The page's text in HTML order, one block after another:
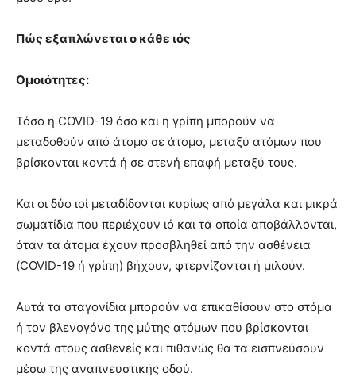
Πώς εξαπλώνεται ο κάθε ιός
Ομοιότητες:
Τόσο η COVID-19 όσο και η γρίπη μπορούν να
μεταδοθούν από άτομο σε άτομο, μεταξύ ατόμων που
βρίσκονται κοντά ή σε στενή επαφή μεταξύ τους.
Και οι δύο ιοί μεταδίδονται κυρίως από μεγάλα και μικρά
σωματίδια που περιέχουν ιό και τα οποία αποβάλλονται,
όταν τα άτομα έχουν προσβληθεί από την ασθένεια
(COVID-19 ή γρίπη) βήχουν, φτερνίζονται ή μιλούν.
Αυτά τα σταγονίδια μπορούν να επικαθίσουν στο στόμα
ή τον βλενογόνο της μύτης ατόμων που βρίσκονται
κοντά στους ασθενείς και πιθανώς θα τα εισπνεύσουν
μέσω της αναπνευστικής οδού.